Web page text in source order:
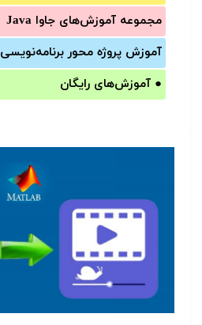
مجموعه آموزش‌های جاوا Java
آموزش‌ پروژه محور برنامه‌نویسی
● آموزش‌های رایگان